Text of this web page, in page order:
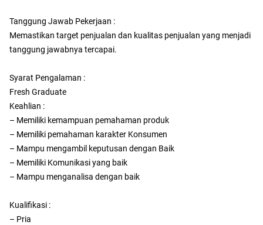
Tanggung Jawab Pekerjaan :
Memastikan target penjualan dan kualitas penjualan yang menjadi
tanggung jawabnya tercapai.
Syarat Pengalaman :
Fresh Graduate
Keahlian :
– Memiliki kemampuan pemahaman produk
– Memiliki pemahaman karakter Konsumen
– Mampu mengambil keputusan dengan Baik
– Memiliki Komunikasi yang baik
– Mampu menganalisa dengan baik
Kualifikasi :
– Pria